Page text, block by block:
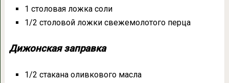
1 столовая ложка соли
1/2 столовой ложки свежемолотого перца
Дижонская заправка
1/2 стакана оливкового масла